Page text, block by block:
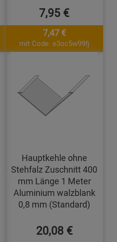
7,95 €
7,47 €
mit Code: e3oc5w99fj
Hauptkehle ohne
Stehfalz Zuschnitt 400
mm Länge 1 Meter
Aluminium walzblank
0,8 mm (Standard)
20,08 €